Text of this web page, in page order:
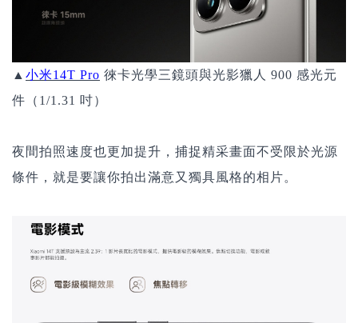
▲ 小米14T Pro 徠卡光學三鏡頭與光影獵人 900 感光元
件（1/1.31 吋）
夜間拍照速度也更加提升，捕捉精采畫面不受限於光源
條件，就是要讓你拍出滿意又獨具風格的相片。